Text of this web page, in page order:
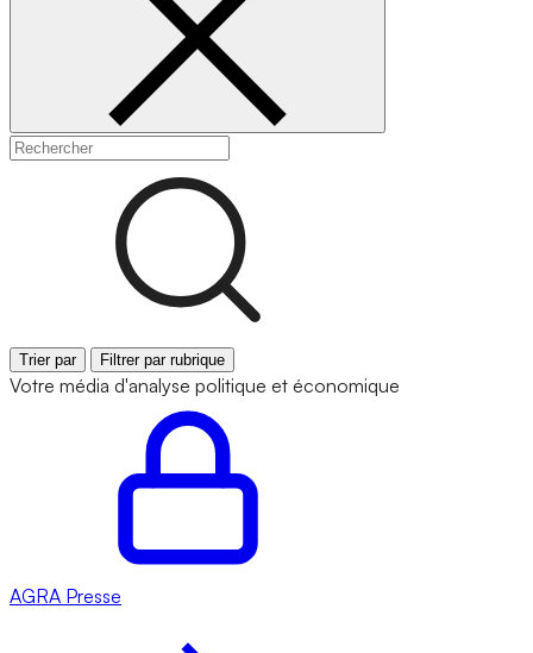
Trier par Filtrer par rubrique
Votre média d'analyse politique et économique
AGRA Presse